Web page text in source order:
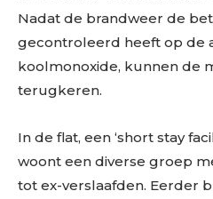
Nadat de brandweer de
gecontroleerd heeft op de
koolmonoxide, kunnen de
terugkeren.
In de flat, een ‘short stay
woont een diverse groep
tot ex-verslaafden. Eerder